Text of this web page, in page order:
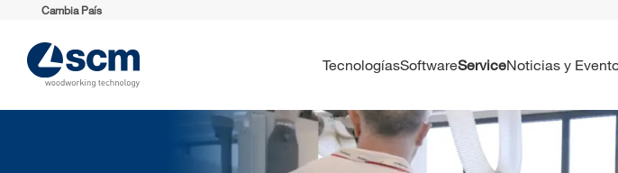
Cambia País
Tecnologías Software Service Noticias y